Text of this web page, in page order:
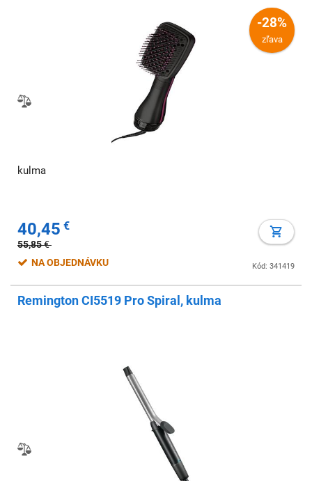
-28%
zľava
kulma
40,45 €
55,85€
Kód: 341419
NA OBJEDNÁVKU
Remington CI5519 Pro Spiral, kulma